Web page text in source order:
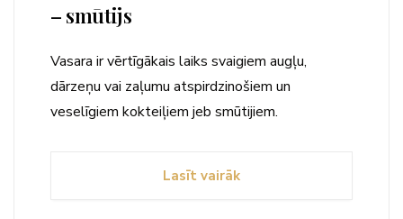
– smūtijs
Vasara ir vērtīgākais laiks svaigiem augļu,
dārzeņu vai zaļumu atspirdzinošiem un
veselīgiem kokteiļiem jeb smūtijiem.
Lasīt vairāk